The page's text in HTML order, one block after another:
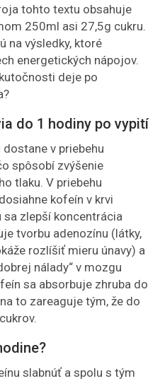
tohto textu obsahuje
250ml asi 27,5g cukru.
na výsledky, ktoré
energetických nápojov.
deje po
do 1 hodiny po vypití
v priebehu
spôsobí zvýšenie
tlaku. V priebehu
kofeín v krvi
zlepší koncentrácia
tvorbu adenozínu (látky,
rozlíšiť mieru únavy) a
nálady“ v mozgu
sa absorbuje zhruba do
to zareaguje tým, že do
slabnúť a spolu s tým